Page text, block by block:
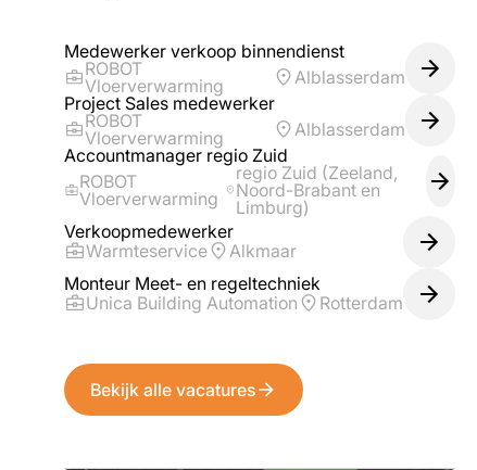
Medewerker verkoop binnendienst
ROBOT
Vloerverwarming
Alblasserdam
Project Sales medewerker
ROBOT
Vloerverwarming
Alblasserdam
Accountmanager regio Zuid
ROBOT
Vloerverwarming
regio Zuid (Zeeland,
Noord-Brabant en
Limburg)
Verkoopmedewerker
Warmteservice
Alkmaar
Monteur Meet- en regeltechniek
Unica Building Automation
Rotterdam
Bekijk alle vacatures